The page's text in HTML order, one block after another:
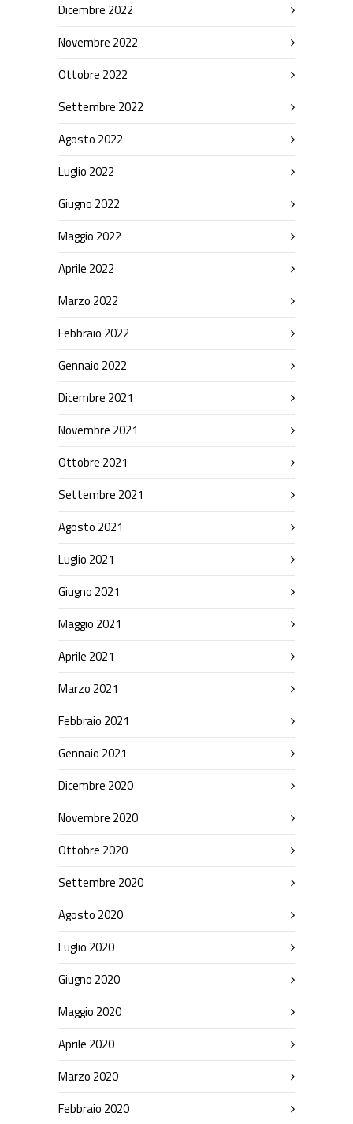
Dicembre 2022
Novembre 2022
Ottobre 2022
Settembre 2022
Agosto 2022
Luglio 2022
Giugno 2022
Maggio 2022
Aprile 2022
Marzo 2022
Febbraio 2022
Gennaio 2022
Dicembre 2021
Novembre 2021
Ottobre 2021
Settembre 2021
Agosto 2021
Luglio 2021
Giugno 2021
Maggio 2021
Aprile 2021
Marzo 2021
Febbraio 2021
Gennaio 2021
Dicembre 2020
Novembre 2020
Ottobre 2020
Settembre 2020
Agosto 2020
Luglio 2020
Giugno 2020
Maggio 2020
Aprile 2020
Marzo 2020
Febbraio 2020